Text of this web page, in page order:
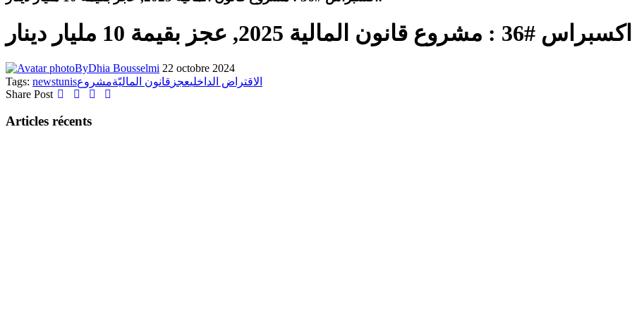
ByDhia Bousselmi 22 octobre 2024
Tags: newstunis الاقتراض الداخليعجز قانون الماليّةمشروع
Share Post
Articles récents